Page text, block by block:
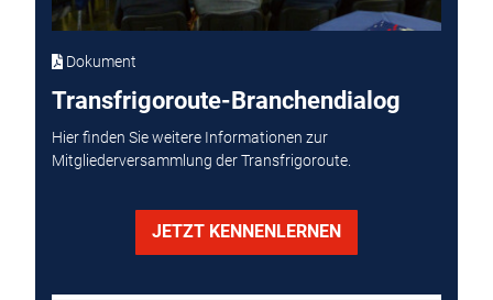
Dokument
Transfrigoroute-Branchendialog
Hier finden Sie weitere Informationen zur
Mitgliederversammlung der Transfrigoroute.
JETZT KENNENLERNEN